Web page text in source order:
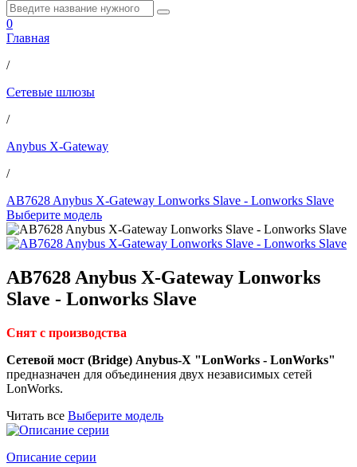
0
Главная
/
Сетевые шлюзы
/
Anybus X-Gateway
/
AB7628 Anybus X-Gateway Lonworks Slave - Lonworks Slave
Выберите модель
AB7628 Anybus X-Gateway Lonworks
Slave - Lonworks Slave
Снят с производства
Сетевой мост (Bridge) Anybus-X "LonWorks - LonWorks"
предназначен для объединения двух независимых сетей
LonWorks.
Читать все Выберите модель
Описание серии